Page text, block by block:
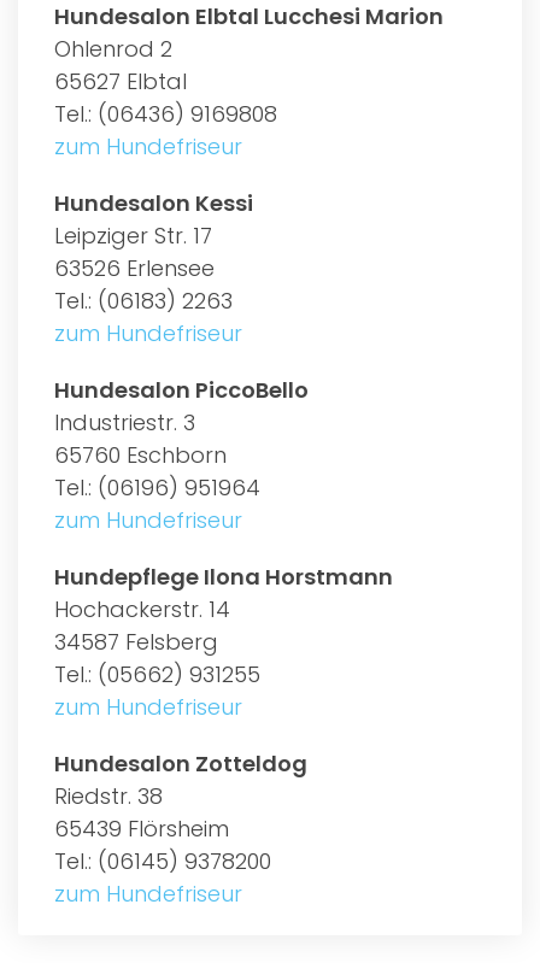
Hundesalon Elbtal Lucchesi Marion
Ohlenrod 2
65627 Elbtal
Tel.: (06436) 9169808
zum Hundefriseur
Hundesalon Kessi
Leipziger Str. 17
63526 Erlensee
Tel.: (06183) 2263
zum Hundefriseur
Hundesalon PiccoBello
Industriestr. 3
65760 Eschborn
Tel.: (06196) 951964
zum Hundefriseur
Hundepflege Ilona Horstmann
Hochackerstr. 14
34587 Felsberg
Tel.: (05662) 931255
zum Hundefriseur
Hundesalon Zotteldog
Riedstr. 38
65439 Flörsheim
Tel.: (06145) 9378200
zum Hundefriseur